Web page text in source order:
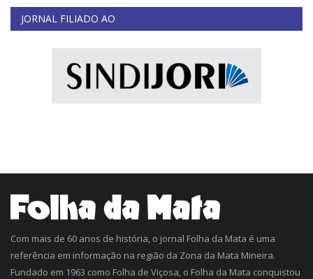
JORNAL FILIADO AO
Com mais de 60 anos de história, o jornal Folha da Mata é uma
referência em informação na região da Zona da Mata Mineira.
Fundado em 1963 como Folha de Viçosa, o Folha da Mata conquistou